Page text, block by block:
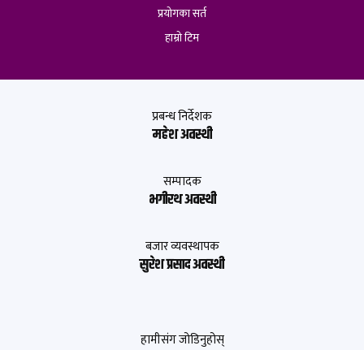
प्रयोगका सर्त
हाम्रो टिम
प्रबन्ध निर्देशक
महेश अवस्थी
सम्पादक
भगीरथ अवस्थी
बजार व्यवस्थापक
सुरेश प्रसाद अवस्थी
हामीसंग जोडिनुहोस्